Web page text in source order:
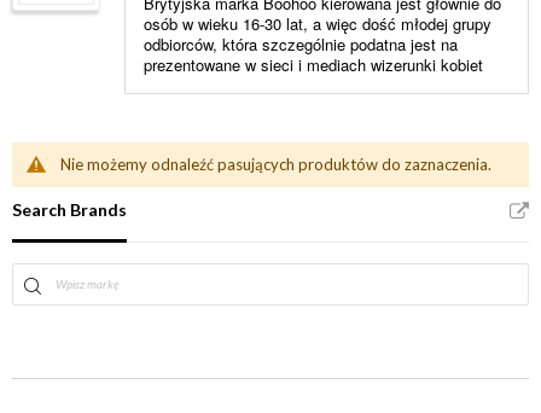
osób w wieku 16-30 lat, a więc dość młodej grupy
odbiorców, która szczególnie podatna jest na
prezentowane w sieci i mediach wizerunki kobiet
Nie możemy odnaleźć pasujących produktów do zaznaczenia.
Search Brands